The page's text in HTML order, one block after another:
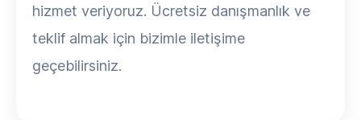
hizmet veriyoruz. Ücretsiz danışmanlık ve
teklif almak için bizimle iletişime
geçebilirsiniz.